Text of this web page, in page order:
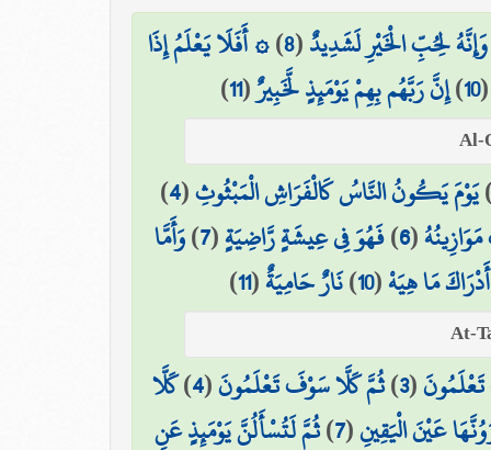
وَإِنَّهُ لِحُبِّ الْخَيْرِ لَشَدِيدٌ(
8
)۞ أَفَلَا يَعْلَمُ إِذَا
10
)إِنَّ رَبَّهُم بِهِمْ يَوْمَئِذٍ لَّخَبِيرٌ(
11
)
يَوْمَ يَكُونُ النَّاسُ كَالْفَرَاشِ الْمَبْثُوثِ(
4
)
(
6
)فَهُوَ فِي عِيشَةٍ رَّاضِيَةٍ(
7
)وَأَمَّا
مَا هِيَهْ(
10
)نَارٌ حَامِيَةٌ(
11
)
(
3
)ثُمَّ كَلَّا سَوْفَ تَعْلَمُونَ(
4
)كَلَّا
عَيْنَ الْيَقِينِ(
7
)ثُمَّ لَتُسْأَلُنَّ يَوْمَئِذٍ عَنِ